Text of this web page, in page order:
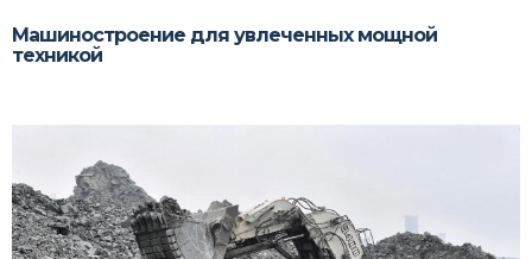
Машиностроение для увлеченных мощной
техникой